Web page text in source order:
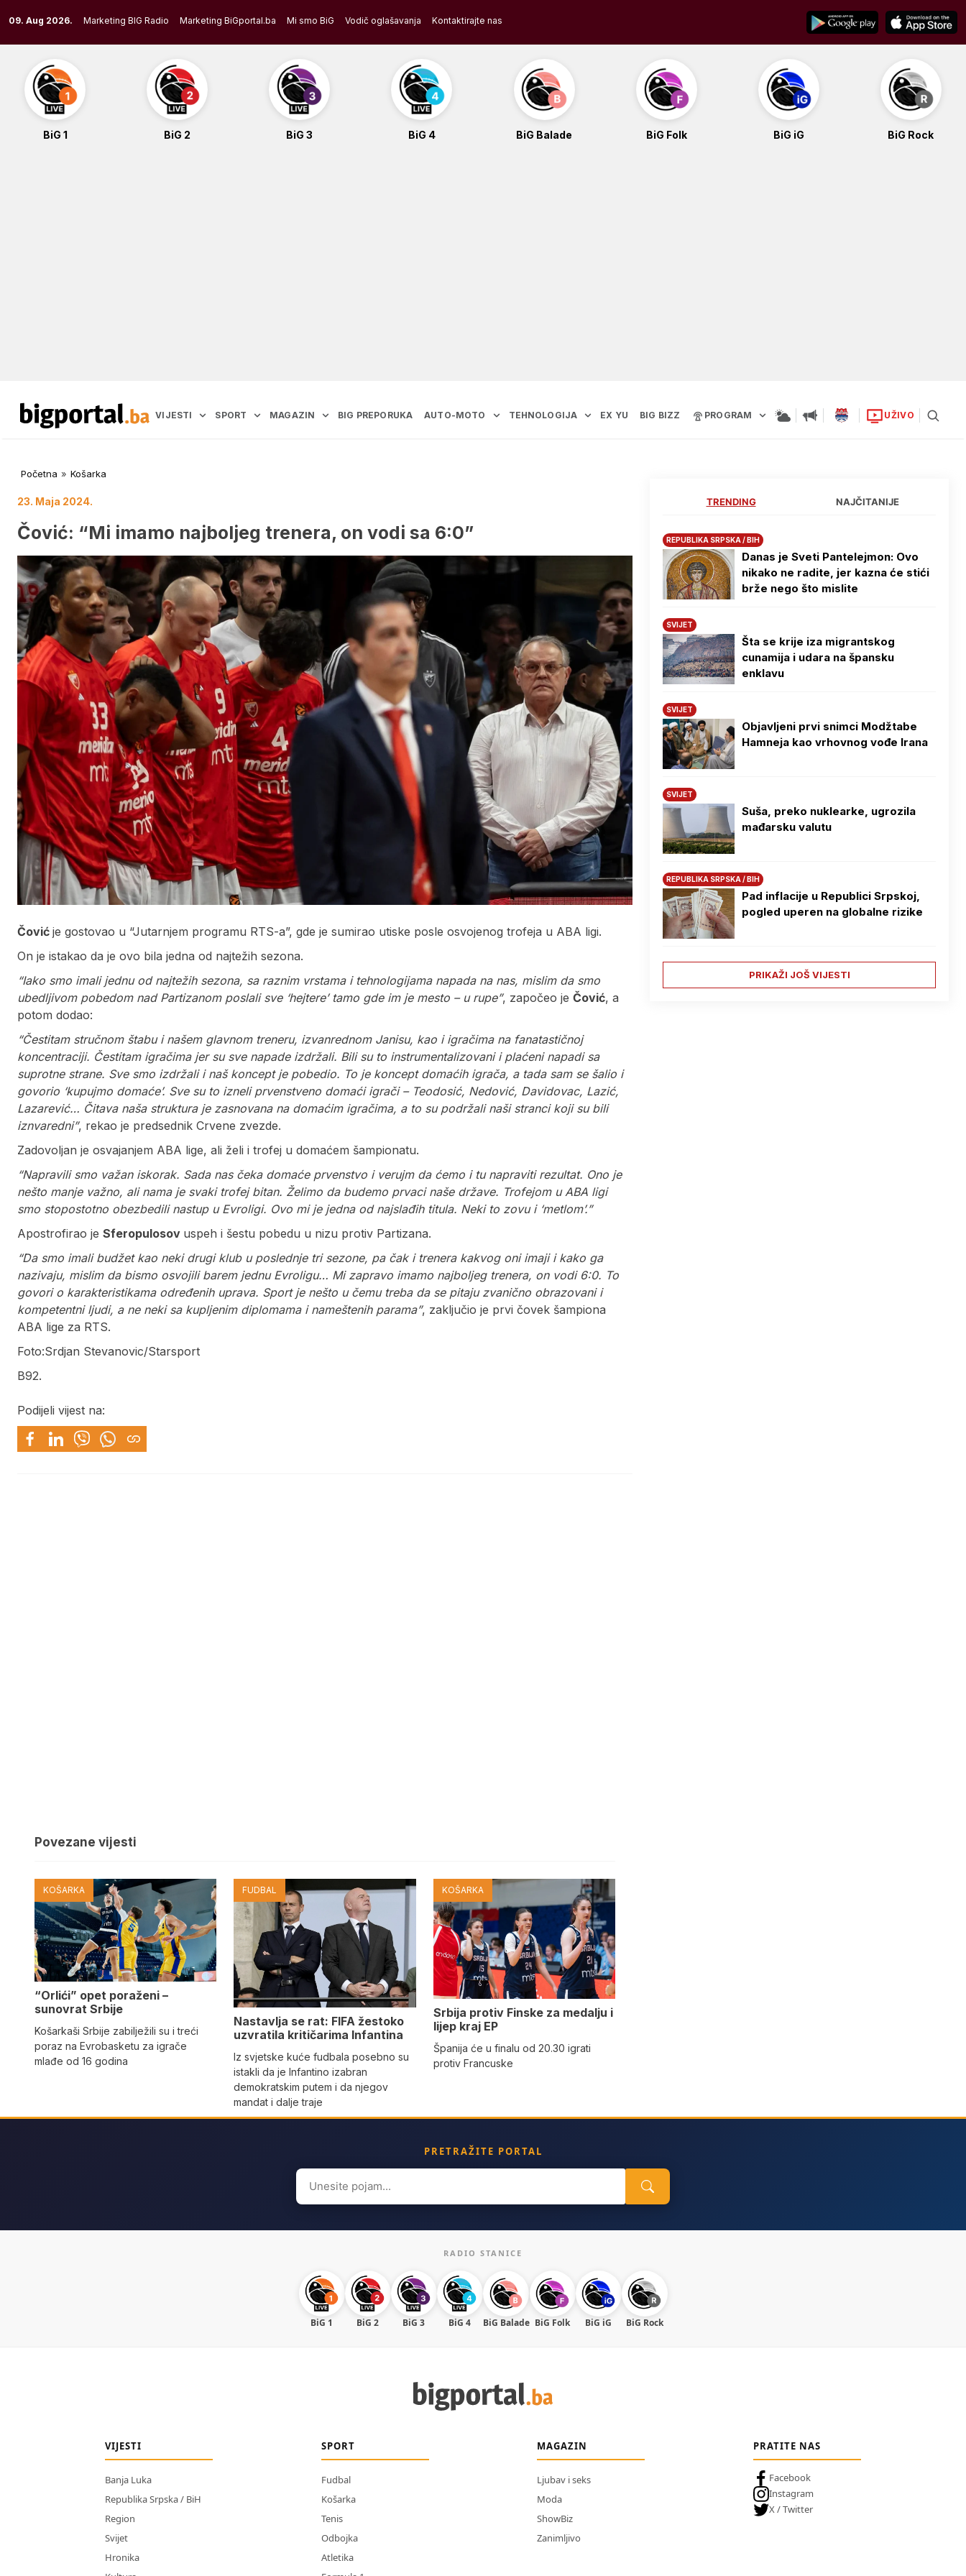
to
content
09. Aug 2026. Marketing BIG Radio Marketing BiGportal.ba Mi smo BiG Vodič oglašavanja Kontaktirajte nas
BiG 1 BiG 2 BiG 3 BiG 4 BiG Balade BiG Folk BiG iG BiG Rock
VIJESTI SPORT MAGAZIN BIG PREPORUKA AUTO-MOTO TEHNOLOGIJA EX YU BIG BIZZ PROGRAM UŽIVO
Početna » Košarka
23. Maja 2024.
Čović: “Mi imamo najboljeg trenera, on vodi sa 6:0”
Čović je gostovao u “Jutarnjem programu RTS-a”, gde je sumirao utiske posle osvojenog trofeja u ABA ligi.
On je istakao da je ovo bila jedna od najtežih sezona.
“Iako smo imali jednu od najtežih sezona, sa raznim vrstama i tehnologijama napada na nas, mislim da smo
ubedljivom pobedom nad Partizanom poslali sve ‘hejtere’ tamo gde im je mesto – u rupe”, započeo je Čović, a
potom dodao:
“Čestitam stručnom štabu i našem glavnom treneru, izvanrednom Janisu, kao i igračima na fanatastičnoj
koncentraciji. Čestitam igračima jer su sve napade izdržali. Bili su to instrumentalizovani i plaćeni napadi sa
suprotne strane. Sve smo izdržali i naš koncept je pobedio. To je koncept domaćih igrača, a tada sam se šalio i
govorio ‘kupujmo domaće’. Sve su to izneli prvenstveno domaći igrači – Teodosić, Nedović, Davidovac, Lazić,
Lazarević… Čitava naša struktura je zasnovana na domaćim igračima, a to su podržali naši stranci koji su bili
iznvaredni”, rekao je predsednik Crvene zvezde.
Zadovoljan je osvajanjem ABA lige, ali želi i trofej u domaćem šampionatu.
“Napravili smo važan iskorak. Sada nas čeka domaće prvenstvo i verujm da ćemo i tu napraviti rezultat. Ono je
nešto manje važno, ali nama je svaki trofej bitan. Želimo da budemo prvaci naše države. Trofejom u ABA ligi
smo stopostotno obezbedili nastup u Evroligi. Ovo mi je jedna od najslađih titula. Neki to zovu i ‘metlom’.”
Apostrofirao je Sferopulosov uspeh i šestu pobedu u nizu protiv Partizana.
“Da smo imali budžet kao neki drugi klub u poslednje tri sezone, pa čak i trenera kakvog oni imaji i kako ga
nazivaju, mislim da bismo osvojili barem jednu Evroligu… Mi zapravo imamo najboljeg trenera, on vodi 6:0. To
govori o karakteristikama određenih uprava. Sport je nešto u čemu treba da se pitaju zvanično obrazovani i
kompetentni ljudi, a ne neki sa kupljenim diplomama i nameštenih parama”, zaključio je prvi čovek šampiona
ABA lige za RTS.
Foto:Srdjan Stevanovic/Starsport
B92.
Podijeli vijest na:
Povezane vijesti
KOŠARKA
“Orlići” opet poraženi –
sunovrat Srbije
Košarkaši Srbije zabilježili su i treći
poraz na Evrobasketu za igrače
mlađe od 16 godina
FUDBAL
Nastavlja se rat: FIFA žestoko
uzvratila kritičarima Infantina
Iz svjetske kuće fudbala posebno su
istakli da je Infantino izabran
demokratskim putem i da njegov
mandat i dalje traje
KOŠARKA
Srbija protiv Finske za medalju i
lijep kraj EP
Španija će u finalu od 20.30 igrati
protiv Francuske
TRENDING NAJČITANIJE
REPUBLIKA SRPSKA / BIH
Danas je Sveti Pantelejmon: Ovo
nikako ne radite, jer kazna će stići
brže nego što mislite
SVIJET
Šta se krije iza migrantskog
cunamija i udara na špansku
enklavu
SVIJET
Objavljeni prvi snimci Modžtabe
Hamneja kao vrhovnog vođe Irana
SVIJET
Suša, preko nuklearke, ugrozila
mađarsku valutu
REPUBLIKA SRPSKA / BIH
Pad inflacije u Republici Srpskoj,
pogled uperen na globalne rizike
PRIKAŽI JOŠ VIJESTI
PRETRAŽITE PORTAL
Search
for:
RADIO STANICE
BiG 1 BiG 2 BiG 3 BiG 4 BiG Balade BiG Folk BiG iG BiG Rock
VIJESTI
Banja Luka
Republika Srpska / BiH
Region
Svijet
Hronika
SPORT
Fudbal
Košarka
Tenis
Odbojka
Atletika
MAGAZIN
Ljubav i seks
Moda
ShowBiz
Zanimljivo
PRATITE NAS
Facebook
Instagram
X / Twitter